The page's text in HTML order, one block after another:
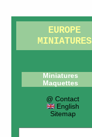
EUROPE
MINIATURES
Miniatures
Maquettes
@ Contact
English
Sitemap